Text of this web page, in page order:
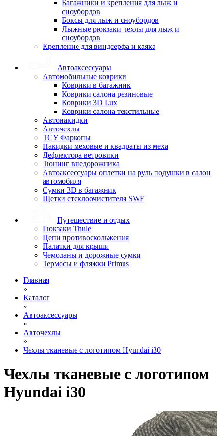
Багажники и крепления для лыж и
сноубордов
Боксы для лыж и сноубордов
Лыжные рюкзаки чехлы для лыж и
сноубордов
Крепление для виндсерфа и каяка
Автоаксессуары
Автомобильные коврики
Коврики в багажник
Коврики салона резиновые
Коврики 3D Lux
Коврики салона текстильные
Автонакидки
Авточехлы
ТСУ Фаркопы
Накидки меховые и квадраты из меха
Дефлектора ветровики
Тюнинг внедорожника
Автоаксессуары оплетки на руль подушки в салон
автомобиля
Сумки 3D в багажник
Щетки стеклоочистителя SWF
Путешествие и отдых
Рюкзаки Thule
Цепи противоскольжения
Палатки для крыши
Чемоданы и дорожные сумки
Термосы и фляжки Primus
Главная
»
Каталог
»
Автоаксессуары
»
Авточехлы
»
Чехлы тканевые с логотипом Hyundai i30
Чехлы тканевые с логотипом
Hyundai i30